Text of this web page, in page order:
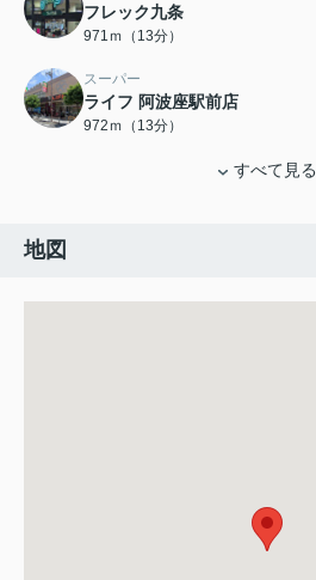
フレック九条
971ｍ（13分）
スーパー
ライフ 阿波座駅前店
972ｍ（13分）
すべて見る
地図